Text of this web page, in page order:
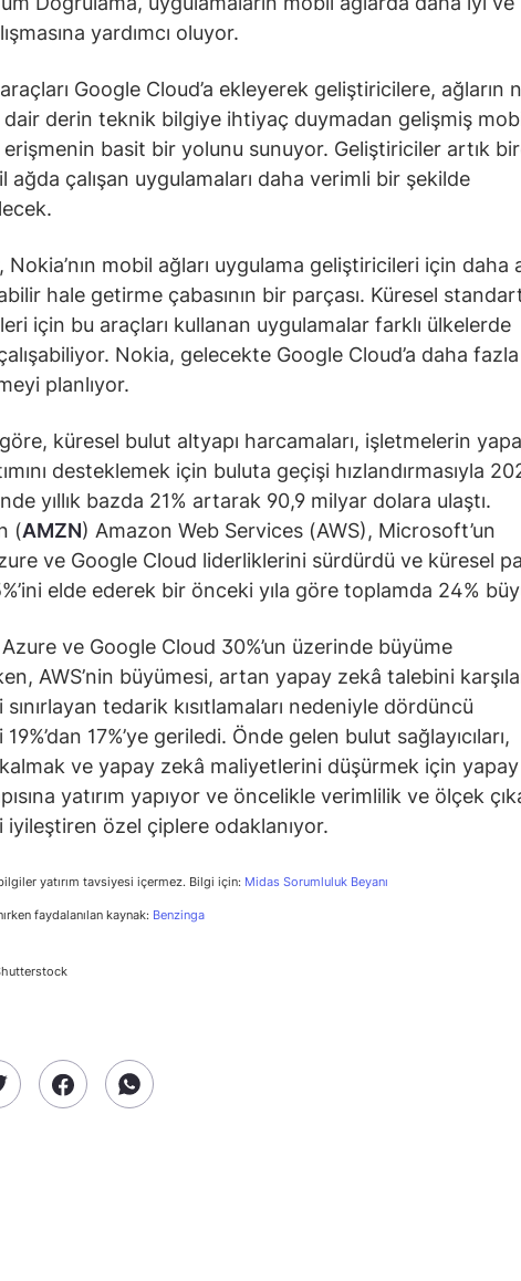
yardımcı oluyor.
Google Cloud’a ekleyerek geliştiricilere, ağların
dair derin teknik bilgiye ihtiyaç duymadan gelişmiş
basit bir yolunu sunuyor. Geliştiriciler artık
ağda çalışan uygulamaları daha verimli bir şekilde
Nokia’nın mobil ağları uygulama geliştiricileri için daha
hale getirme çabasının bir parçası. Küresel
için bu araçları kullanan uygulamalar farklı ülkelerde
Nokia, gelecekte Google Cloud’a daha fazla
planlıyor.
göre, küresel bulut altyapı harcamaları, işletmelerin
desteklemek için buluta geçişi hızlandırmasıyla
yıllık bazda 21% artarak 90,9 milyar dolara ulaştı.
(AMZN) Amazon Web Services (AWS), Microsoft’un
ve Google Cloud liderliklerini sürdürdü ve küresel
elde ederek bir önceki yıla göre toplamda 24%
ve Google Cloud 30%’un üzerinde büyüme
AWS’nin büyümesi, artan yapay zekâ talebini
tedarik kısıtlamaları nedeniyle dördüncü
17%’ye geriledi. Önde gelen bulut sağlayıcıları,
ve yapay zekâ maliyetlerini düşürmek için yapay
yatırım yapıyor ve öncelikle verimlilik ve ölçek
iyileştiren özel çiplere odaklanıyor.
yatırım tavsiyesi içermez. Bilgi için: Midas Sorumluluk Beyanı
faydalanılan kaynak: Benzinga